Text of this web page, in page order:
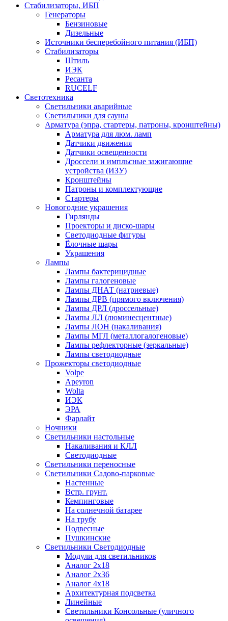
Стабилизаторы, ИБП
Генераторы
Бензиновые
Дизельные
Источники бесперебойного питания (ИБП)
Стабилизаторы
Штиль
ИЭК
Ресанта
RUCELF
Светотехника
Светильники аварийные
Светильники для сауны
Арматура (эпра, стартеры, патроны, кронштейны)
Арматура для люм. ламп
Датчики движения
Датчики освещенности
Дроссели и импльсные зажигающие
устройства (ИЗУ)
Кронштейны
Патроны и комплектующие
Стартеры
Новогодние украшения
Гирлянды
Проекторы и диско-шары
Светодиодные фигуры
Ёлочные шары
Украшения
Лампы
Лампы бактерицидные
Лампы галогеновые
Лампы ДНАТ (натриевые)
Лампы ДРВ (прямого включения)
Лампы ДРЛ (дроссельные)
Лампы ЛЛ (люминесцентные)
Лампы ЛОН (накаливания)
Лампы МГЛ (металлогалогеновые)
Лампы рефлекторные (зеркальные)
Лампы светодиодные
Прожекторы светодиодные
Volpe
Apeyron
Wolta
ИЭК
ЭРА
Фарлайт
Ночники
Светильники настольные
Накаливания и КЛЛ
Светодиодные
Светильники переносные
Светильники Садово-парковые
Настенные
Встр. грунт.
Кемпинговые
На солнечной батарее
На трубу
Подвесные
Пушкинские
Светильники Светодиодные
Модули для светильников
Аналог 2х18
Аналог 2х36
Аналог 4х18
Архитектурная подсветка
Линейные
Светильники Консольные (уличного